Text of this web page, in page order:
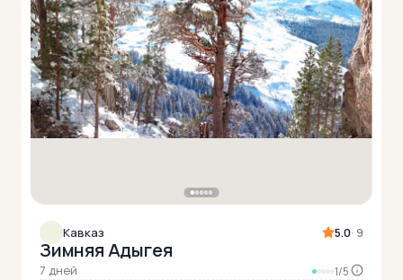
Кавказ 5.0· 9
Зимняя Адыгея
7 дней 1/5